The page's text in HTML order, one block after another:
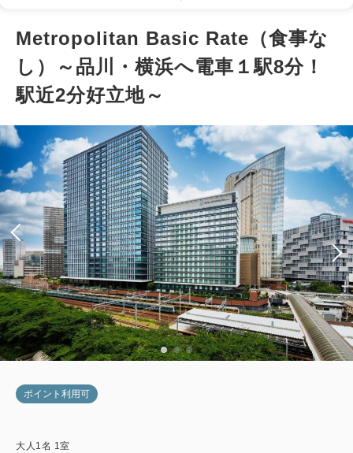
Metropolitan Basic Rate（食事な
し）～品川・横浜へ電車１駅8分！
駅近2分好立地～
ポイント利用可
大人 1 名 1 室